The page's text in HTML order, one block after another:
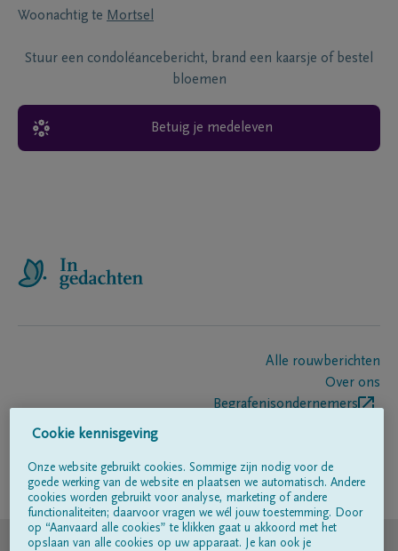
Woonachtig te Mortsel
Stuur een condoléancebericht, brand een kaarsje of bestel
bloemen
Betuig je medeleven
Alle rouwberichten
Over ons
Begrafenisondernemers
Volg ons op
© DELA
Cookie kennisgeving
Onze website gebruikt cookies. Sommige zijn nodig voor de
goede werking van de website en plaatsen we automatisch. Andere
cookies worden gebruikt voor analyse, marketing of andere
functionaliteiten; daarvoor vragen we wél jouw toestemming. Door
op “Aanvaard alle cookies” te klikken gaat u akkoord met het
opslaan van alle cookies op uw apparaat. Je kan ook je